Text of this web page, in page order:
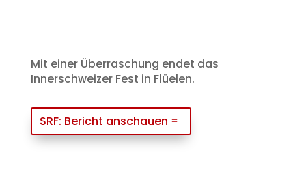
Mit einer Überraschung endet das
Innerschweizer Fest in Flüelen.
SRF: Bericht anschauen